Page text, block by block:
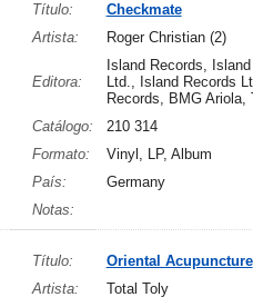
Título:
Checkmate
Artista:
Roger Christian (2)
Editora:
Island Records,
Ltd., Island Records
Records, BMG Ariola,
Catálogo:
210 314
Formato:
Vinyl, LP, Album
País:
Germany
Notas:
Título:
Oriental Acupuncture
Artista:
Total Toly